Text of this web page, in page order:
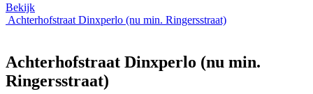
Bekijk
Achterhofstraat Dinxperlo (nu min. Ringersstraat)
Achterhofstraat Dinxperlo (nu min.
Ringersstraat)